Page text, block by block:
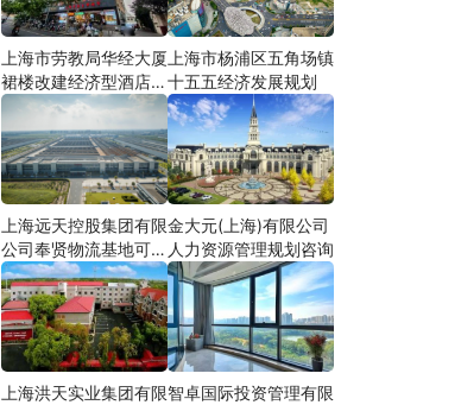
上海市劳教局华经大厦
裙楼改建经济型酒店可
研
上海市杨浦区五角场镇
十五五经济发展规划
上海远天控股集团有限
公司奉贤物流基地可行
性研究
金大元(上海)有限公司
人力资源管理规划咨询
上海洪天实业集团有限智卓国际投资管理有限